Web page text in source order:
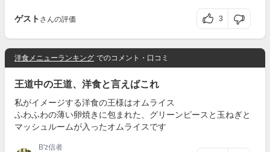
ゲスト さんの評価 3
洋食メニューランキング でのコメント・口コミ
王道中の王道、洋食と言えばこれ
私がイメージする洋食の王様はオムライス
ふわふわの薄い卵焼きに包まれた、グリーンピースと玉ねぎと
マッシュルームが入ったオムライスです
B'z信者